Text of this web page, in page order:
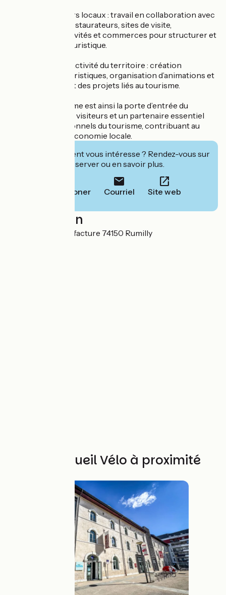
Fédérer les acteurs locaux : travail en collaboration avec
les hébergeurs, restaurateurs, sites de visite,
prestataires d’activités et commerces pour structurer et
valoriser l’offre touristique.
Développer l’attractivité du territoire : création
d’expériences touristiques, organisation d’animations et
accompagnement des projets liés au tourisme.
L’Office de Tourisme est ainsi la porte d’entrée du
territoire pour les visiteurs et un partenaire essentiel
pour les professionnels du tourisme, contribuant au
dynamisme et à l’économie locale.
Cet établissement vous intéresse ? Rendez-vous sur
leur site pour réserver ou en savoir plus.
Téléphoner Courriel Site web
Localisation
1 Place de la Manufacture 74150 Rumilly
Autres Accueil Vélo à proximité